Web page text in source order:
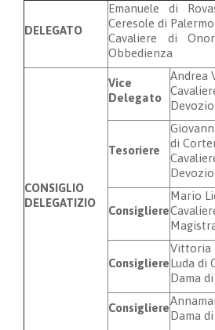
DELEGATO
Emanuele di
Ceresole di Palermo
Cavaliere di
Obbedienza
CONSIGLIO
DELEGATIZIO
Vice
Delegato
Andrea
Tesoriere
di
Consigliere
Mario
ConsigliereLuda di
Dama
Consigliere
Dama